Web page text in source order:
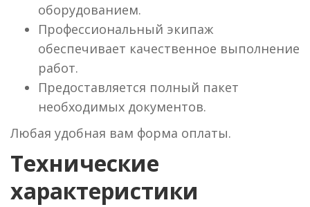
оборудованием.
Профессиональный экипаж
обеспечивает качественное выполнение
работ.
Предоставляется полный пакет
необходимых документов.
Любая удобная вам форма оплаты.
Технические
характеристики